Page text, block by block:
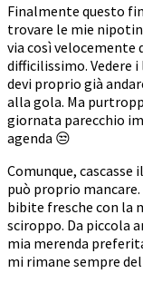
Finalmente questo
trovare le mie
via così velocemente
difficilissimo. Vedere
devi proprio già
alla gola. Ma
giornata parecchio
agenda 😒
Comunque,
può proprio
bibite fresche con la
sciroppo. Da piccola
mia merenda
mi rimane sempre